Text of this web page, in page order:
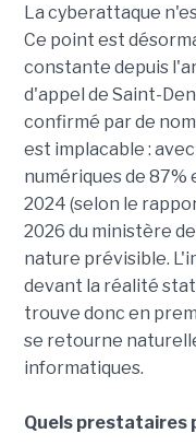
La cyberattaque
Ce point est
constante depuis
d'appel de Saint-
confirmé par de
est implacable :
numériques de 87%
2024 (selon le
2026 du ministère
nature prévisible.
devant la réalité
trouve donc en
se retourne
informatiques.
Quels prestataires